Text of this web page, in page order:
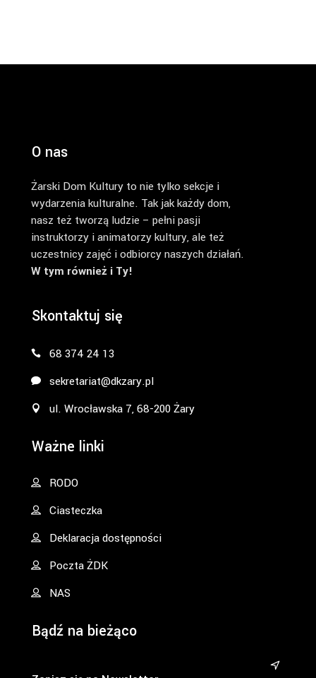
O nas
Żarski Dom Kultury to nie tylko sekcje i
wydarzenia kulturalne. Tak jak każdy dom,
nasz też tworzą ludzie – pełni pasji
instruktorzy i animatorzy kultury, ale też
uczestnicy zajęć i odbiorcy naszych działań.
W tym również i Ty!
Skontaktuj się
68 374 24 13
sekretariat@dkzary.pl
ul. Wrocławska 7, 68-200 Żary
Ważne linki
RODO
Ciasteczka
Deklaracja dostępności
Poczta ŻDK
NAS
Bądź na bieżąco
&